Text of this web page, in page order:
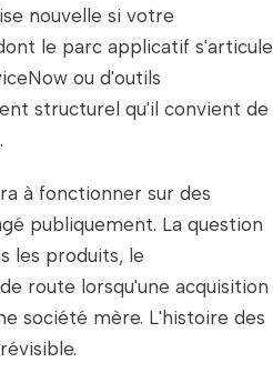
nouvelle si votre
le parc applicatif s'articule
ou d'outils
structurel qu'il convient de
à fonctionner sur des
publiquement. La question
les produits, le
route lorsqu'une acquisition
société mère. L'histoire des